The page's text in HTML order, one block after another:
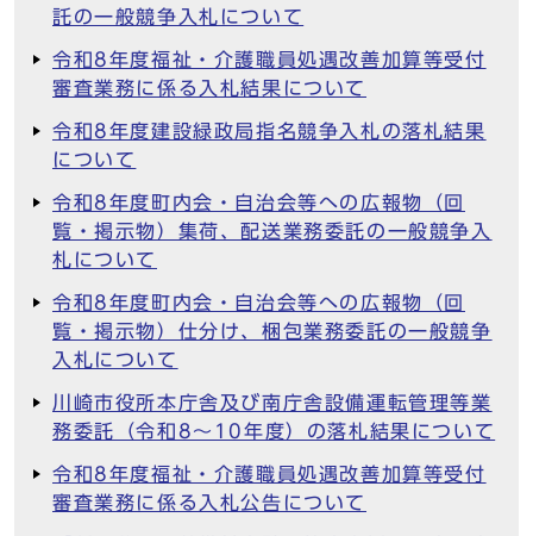
託の一般競争入札について
令和8年度福祉・介護職員処遇改善加算等受付
審査業務に係る入札結果について
令和8年度建設緑政局指名競争入札の落札結果
について
令和8年度町内会・自治会等への広報物（回
覧・掲示物）集荷、配送業務委託の一般競争入
札について
令和8年度町内会・自治会等への広報物（回
覧・掲示物）仕分け、梱包業務委託の一般競争
入札について
川崎市役所本庁舎及び南庁舎設備運転管理等業
務委託（令和8～10年度）の落札結果について
令和8年度福祉・介護職員処遇改善加算等受付
審査業務に係る入札公告について